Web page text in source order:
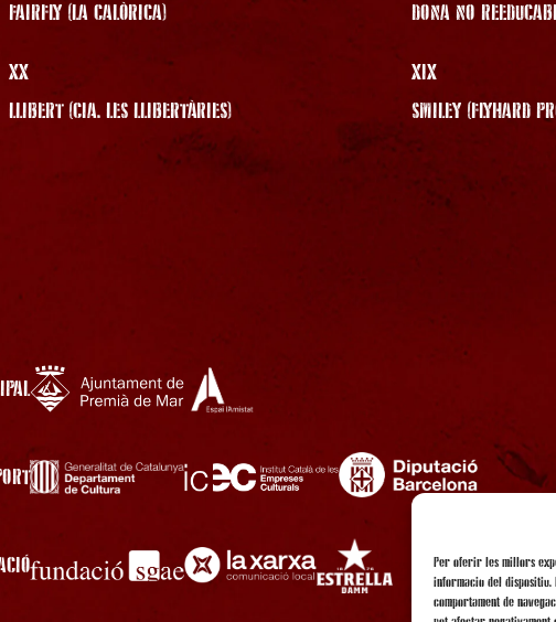
Per oferir les millors
informació del dispositiu.
comportament de
FAIRFLY (LA CALÒRICA)
DONA NO
XX
LLIBERT (CIA. LES LLIBERTÀRIES)
XIX
SMILEY (FLYHARD